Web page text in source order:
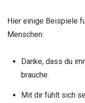
Hier einige Beispiele
Menschen:
Danke, dass du
brauche.
Mit dir fühlt sich